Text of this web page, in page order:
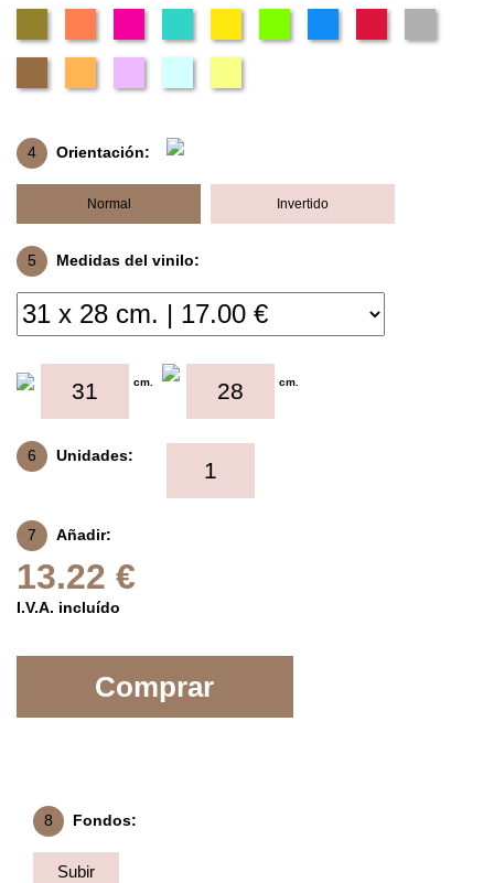
4 Orientación:
Normal Invertido
5 Medidas del vinilo:
cm. cm.
6 Unidades:
7 Añadir:
13.22 €
I.V.A. incluído
Comprar
8 Fondos:
Subir